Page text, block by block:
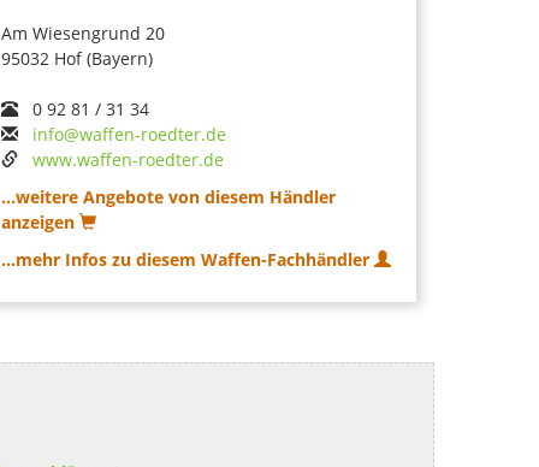
Am Wiesengrund 20
95032 Hof (Bayern)
0 92 81 / 31 34
info@waffen-roedter.de
www.waffen-roedter.de
...weitere Angebote von diesem Händler
anzeigen
...mehr Infos zu diesem Waffen-Fachhändler